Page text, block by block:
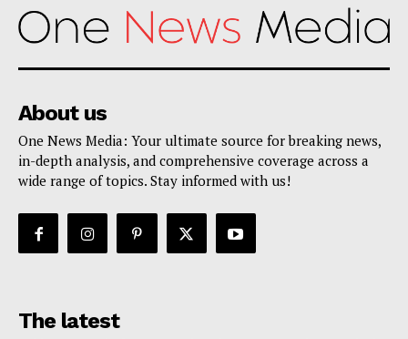
About us
One News Media: Your ultimate source for breaking news,
in-depth analysis, and comprehensive coverage across a
wide range of topics. Stay informed with us!
The latest